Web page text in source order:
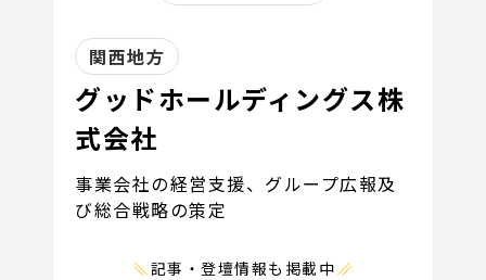
関西地方
グッドホールディングス株
式会社
事業会社の経営支援、グループ広報及
び総合戦略の策定
記事・登壇情報も掲載中